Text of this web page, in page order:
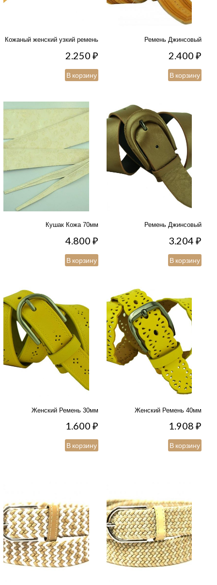
Кожаный женский узкий ремень
2.250₽
В корзину
Ремень Джинсовый
2.400₽
В корзину
Кушак Кожа 70мм
4.800₽
В корзину
Ремень Джинсовый
3.204₽
В корзину
Женский Ремень 30мм
1.600₽
В корзину
Женский Ремень 40мм
1.908₽
В корзину